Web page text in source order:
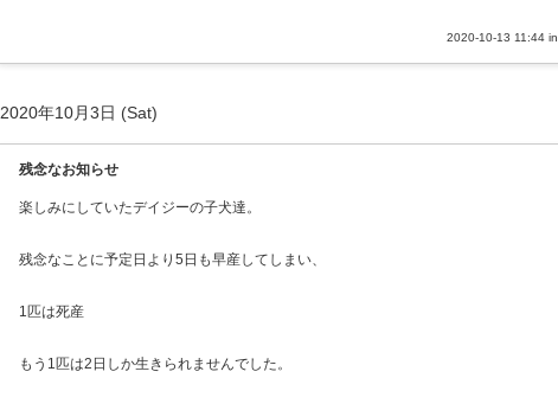
2020-10-13 11:44 in
2020年10月3日 (Sat)
残念なお知らせ
楽しみにしていたデイジーの子犬達。
残念なことに予定日より5日も早産してしまい、
1匹は死産
もう1匹は2日しか生きられませんでした。